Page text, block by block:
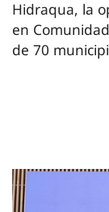
Hidraqua, la
en
de 70